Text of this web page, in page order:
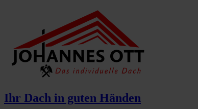
Ihr Dach in guten Händen